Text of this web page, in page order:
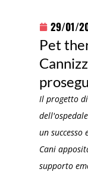
29/01/
Pet
Il progetto
un
Cani
supporto